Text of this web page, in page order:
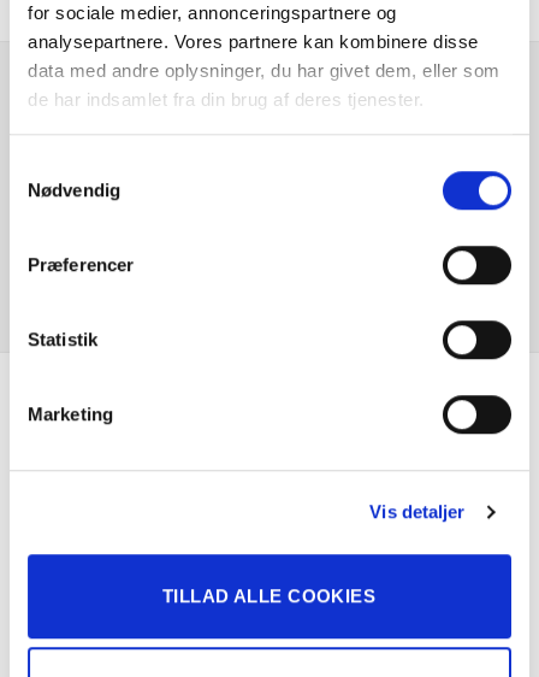
for sociale medier, annonceringspartnere og
analysepartnere. Vores partnere kan kombinere disse
data med andre oplysninger, du har givet dem, eller som
de har indsamlet fra din brug af deres tjenester.
Nødvendig
Præferencer
Statistik
Marketing
Vis detaljer
TILLAD ALLE COOKIES
Bluetooth
DAB radio
El-foldbare spejle m. varme
El-håndbremse
Er du interesseret i
kunder siger